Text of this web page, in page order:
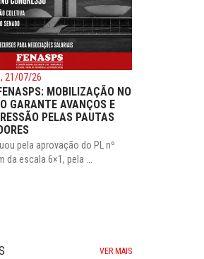
21/07/26
MOBILIZAÇÃO NO
GARANTE AVANÇOS E
PELAS PAUTAS
pela aprovação do PL nº
da escala 6×1, pela ...
VER MAIS